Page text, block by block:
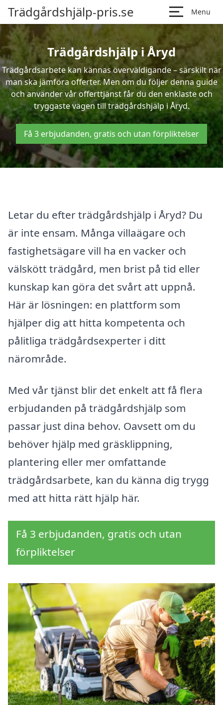
Trädgårdshjälp-pris.se Menu
Trädgårdshjälp i Åryd
Trädgårdsarbete kan kännas överväldigande – särskilt när
man ska jämföra offerter. Men om du följer denna guide
och använder vår offerttjänst får du den enklaste och
tryggaste vägen till trädgårdshjälp i Åryd.
Få 3 erbjudanden, gratis och utan förpliktelser
Letar du efter trädgårdshjälp i Åryd? Du
är inte ensam. Många villaägare och
fastighetsägare vill ha en vacker och
välskött trädgård, men brist på tid eller
kunskap kan göra det svårt att uppnå.
Här är lösningen: en plattform som
hjälper dig att hitta kompetenta och
pålitliga trädgårdsexperter i ditt
närområde.
Med vår tjänst blir det enkelt att få flera
erbjudanden på trädgårdshjälp som
passar just dina behov. Oavsett om du
behöver hjälp med gräsklippning,
plantering eller mer omfattande
trädgårdsarbete, kan du känna dig trygg
med att hitta rätt hjälp här.
Få 3 erbjudanden, gratis och utan
förpliktelser